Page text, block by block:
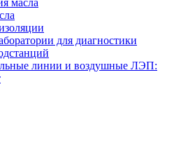
масла
для диагностики
линии и воздушные ЛЭП: